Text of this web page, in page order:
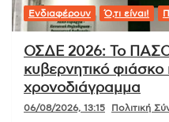
Ενδιαφέρουν Ό,τι είναι!
ΟΣΔΕ 2026: Το
κυβερνητικό
χρονοδιάγραμμα
06/08/2026, 13:15 Πολιτική